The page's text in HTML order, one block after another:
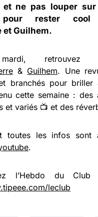
ne pas louper sur
pour rester cool
et Guilhem.
mardi, retrouvez
& Guilhem. Une
branchés pour briller
cette semaine : des
et variés 📺 et des
toutes les infos sont
.
l’Hebdo du
leclub